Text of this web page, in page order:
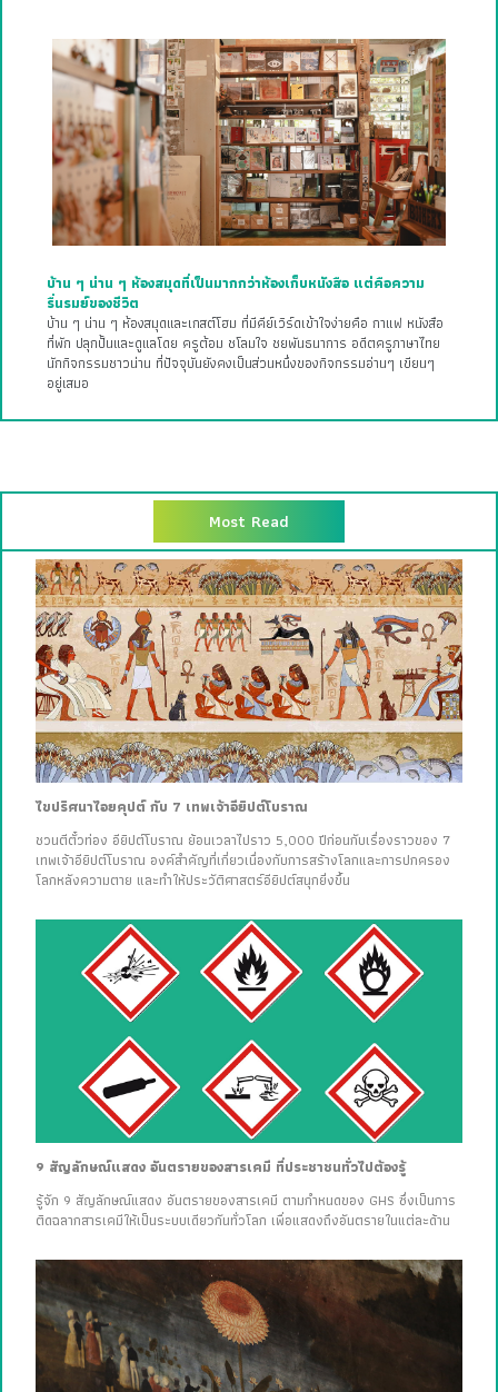
บ้าน ๆ น่าน ๆ ห้องสมุดที่เป็นมากกว่าห้องเก็บหนังสือ แต่คือความ
รื่นรมย์ของชีวิต
บ้าน ๆ น่าน ๆ ห้องสมุดและเกสต์โฮม ที่มีคีย์เวิร์ดเข้าใจง่ายคือ กาแฟ หนังสือ
ที่พัก ปลุกปั้นและดูแลโดย ครูต้อม ชโลมใจ ชยพันธนาการ อดีตครูภาษาไทย
นักกิจกรรมชาวน่าน ที่ปัจจุบันยังคงเป็นส่วนหนึ่งของกิจกรรมอ่านๆ เขียนๆ
อยู่เสมอ
Most Read
ไขปริศนาไอยคุปต์ กับ 7 เทพเจ้าอียิปต์โบราณ
ชวนตีตั๋วท่อง อียิปต์โบราณ ย้อนเวลาไปราว 5,000 ปีก่อนกับเรื่องราวของ 7
เทพเจ้าอียิปต์โบราณ องค์สำคัญที่เกี่ยวเนื่องกับการสร้างโลกและการปกครอง
โลกหลังความตาย และทำให้ประวัติศาสตร์อียิปต์สนุกยิ่งขึ้น
9 สัญลักษณ์แสดง อันตรายของสารเคมี ที่ประชาชนทั่วไปต้องรู้
รู้จัก 9 สัญลักษณ์แสดง อันตรายของสารเคมี ตามกำหนดของ GHS ซึ่งเป็นการ
ติดฉลากสารเคมีให้เป็นระบบเดียวกันทั่วโลก เพื่อแสดงถึงอันตรายในแต่ละด้าน